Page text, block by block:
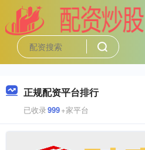
正规配资平台排行
已收录999+家平台